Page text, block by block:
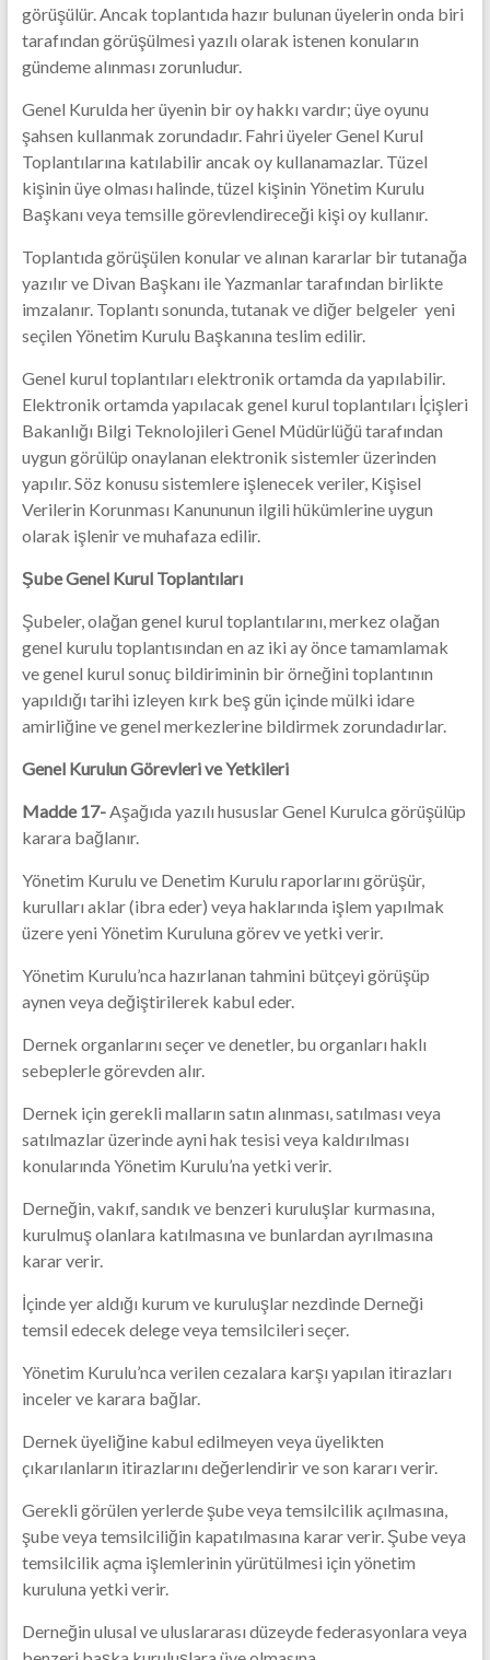
görüşülür. Ancak toplantıda hazır bulunan üyelerin onda biri
tarafından görüşülmesi yazılı olarak istenen konuların
gündeme alınması zorunludur.
Genel Kurulda her üyenin bir oy hakkı vardır; üye oyunu
şahsen kullanmak zorundadır. Fahri üyeler Genel Kurul
Toplantılarına katılabilir ancak oy kullanamazlar. Tüzel
kişinin üye olması halinde, tüzel kişinin Yönetim Kurulu
Başkanı veya temsille görevlendireceği kişi oy kullanır.
Toplantıda görüşülen konular ve alınan kararlar bir tutanağa
yazılır ve Divan Başkanı ile Yazmanlar tarafından birlikte
imzalanır. Toplantı sonunda, tutanak ve diğer belgeler yeni
seçilen Yönetim Kurulu Başkanına teslim edilir.
Genel kurul toplantıları elektronik ortamda da yapılabilir.
Elektronik ortamda yapılacak genel kurul toplantıları İçişleri
Bakanlığı Bilgi Teknolojileri Genel Müdürlüğü tarafından
uygun görülüp onaylanan elektronik sistemler üzerinden
yapılır. Söz konusu sistemlere işlenecek veriler, Kişisel
Verilerin Korunması Kanununun ilgili hükümlerine uygun
olarak işlenir ve muhafaza edilir.
Şube Genel Kurul Toplantıları
Şubeler, olağan genel kurul toplantılarını, merkez olağan
genel kurulu toplantısından en az iki ay önce tamamlamak
ve genel kurul sonuç bildiriminin bir örneğini toplantının
yapıldığı tarihi izleyen kırk beş gün içinde mülki idare
amirliğine ve genel merkezlerine bildirmek zorundadırlar.
Genel Kurulun Görevleri ve Yetkileri
Madde 17-Aşağıda yazılı hususlar Genel Kurulca görüşülüp
karara bağlanır.
Yönetim Kurulu ve Denetim Kurulu raporlarını görüşür,
kurulları aklar (ibra eder) veya haklarında işlem yapılmak
üzere yeni Yönetim Kuruluna görev ve yetki verir.
Yönetim Kurulu’nca hazırlanan tahmini bütçeyi görüşüp
aynen veya değiştirilerek kabul eder.
Dernek organlarını seçer ve denetler, bu organları haklı
sebeplerle görevden alır.
Dernek için gerekli malların satın alınması, satılması veya
satılmazlar üzerinde ayni hak tesisi veya kaldırılması
konularında Yönetim Kurulu’na yetki verir.
Derneğin, vakıf, sandık ve benzeri kuruluşlar kurmasına,
kurulmuş olanlara katılmasına ve bunlardan ayrılmasına
karar verir.
İçinde yer aldığı kurum ve kuruluşlar nezdinde Derneği
temsil edecek delege veya temsilcileri seçer.
Yönetim Kurulu’nca verilen cezalara karşı yapılan itirazları
inceler ve karara bağlar.
Dernek üyeliğine kabul edilmeyen veya üyelikten
çıkarılanların itirazlarını değerlendirir ve son kararı verir.
Gerekli görülen yerlerde şube veya temsilcilik açılmasına,
şube veya temsilciliğin kapatılmasına karar verir. Şube veya
temsilcilik açma işlemlerinin yürütülmesi için yönetim
kuruluna yetki verir.
Derneğin ulusal ve uluslararası düzeyde federasyonlara veya